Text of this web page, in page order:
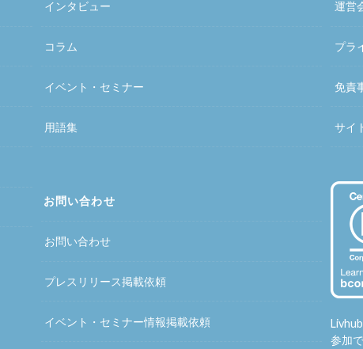
インタビュー
コラム
イベント・セミナー
用語集
お問い合わせ
お問い合わせ
プレスリリース掲載依頼
イベント・セミナー情報掲載依頼
運営
プラ
免責
サイ
参加